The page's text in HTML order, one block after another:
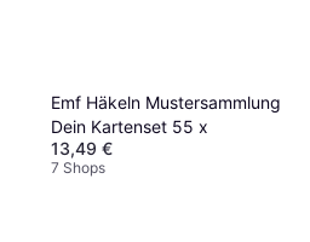
Emf Häkeln Mustersammlung
Dein Kartenset 55 x
13,49 €
7 Shops